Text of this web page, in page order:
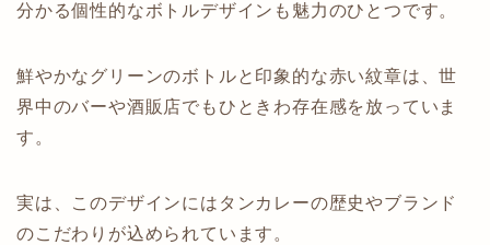
分かる個性的なボトルデザインも魅力のひとつです。
鮮やかなグリーンのボトルと印象的な赤い紋章は、世
界中のバーや酒販店でもひときわ存在感を放っていま
す。
実は、このデザインにはタンカレーの歴史やブランド
のこだわりが込められています。